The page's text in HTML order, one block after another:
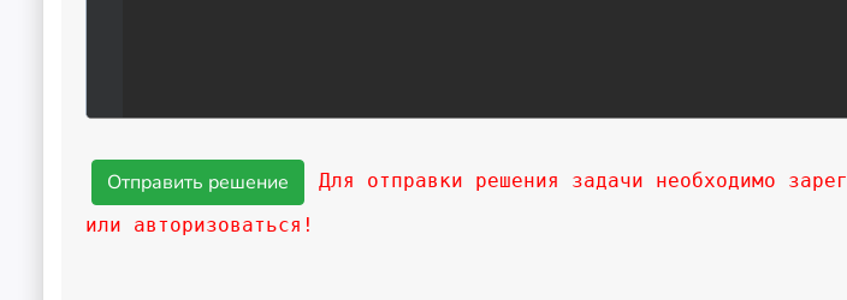
Для отправки решения задачи необходимо
или авторизоваться!